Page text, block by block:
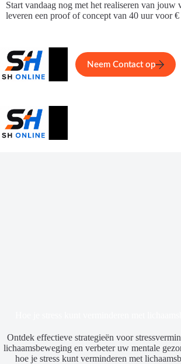
Ga
naar
Start vandaag nog met het realiseren van jouw
leveren een proof of concept van 40 uur voor €
Home Service
Neem Contact op
Ontdek effectieve strategieën voor
lichaamsbeweging en verbeter uw mentale
hoe je stress kunt verminderen met